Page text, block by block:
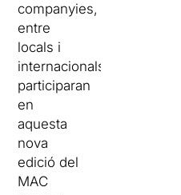
companyies,
entre
locals i
internacionals,
participaran
en
aquesta
nova
edició del
MAC